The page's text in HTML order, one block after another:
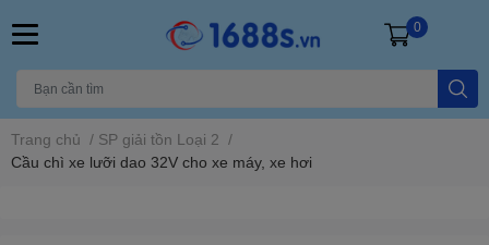
0
Trang chủ / SP giải tồn Loại 2 /
Cầu chì xe lưỡi dao 32V cho xe máy, xe hơi